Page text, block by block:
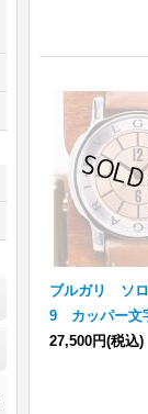
ブルガリ ソ
9 カッパー文
27,500円(税込)